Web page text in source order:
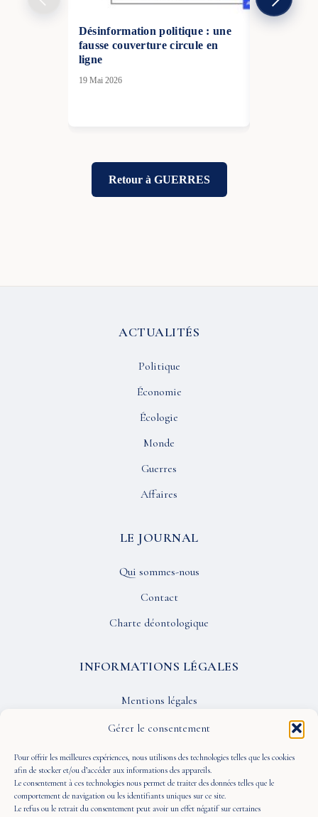
Gérer le consentement
Pour offrir les meilleures expériences, nous utilisons des technologies telles que les cookies
afin de stocker et/ou d’accéder aux informations des appareils.
Le consentement à ces technologies nous permet de traiter des données telles que le
comportement de navigation ou les identifiants uniques sur ce site.
Le refus ou le retrait du consentement peut avoir un effet négatif sur certaines
Désinformation politique : une
fausse couverture circule en
ligne
19 Mai 2026
Retour à GUERRES
ACTUALITÉS
Politique
Économie
Écologie
Monde
Guerres
Affaires
LE JOURNAL
Qui sommes-nous
Contact
Charte déontologique
INFORMATIONS LÉGALES
Mentions légales
Confidentialité
CGU
SUIVEZ-NOUS